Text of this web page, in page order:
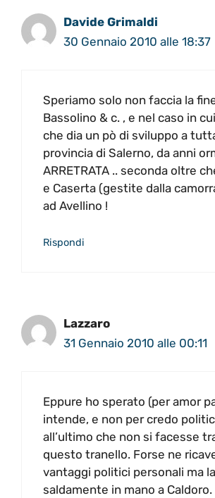
Davide Grimaldi
30 Gennaio 2010 alle 18:37
Speriamo solo non faccia la
Bassolino & c. , e nel caso in
che dia un pò di sviluppo a
provincia di Salerno, da anni
ARRETRATA .. seconda oltre
e Caserta (gestite dalla
ad Avellino !
Rispondi
Lazzaro
31 Gennaio 2010 alle 00:11
Eppure ho sperato (per amor
intende, e non per credo
all’ultimo che non si facesse
questo tranello. Forse ne
vantaggi politici personali ma
saldamente in mano a Caldoro.